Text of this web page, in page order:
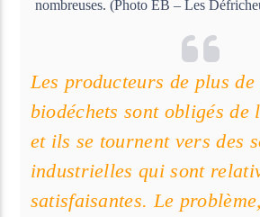
nombreuses. (Photo EB – Les
Les producteurs de plus
biodéchets sont obligés de
et ils se tournent vers des
industrielles qui sont
satisfaisantes. Le